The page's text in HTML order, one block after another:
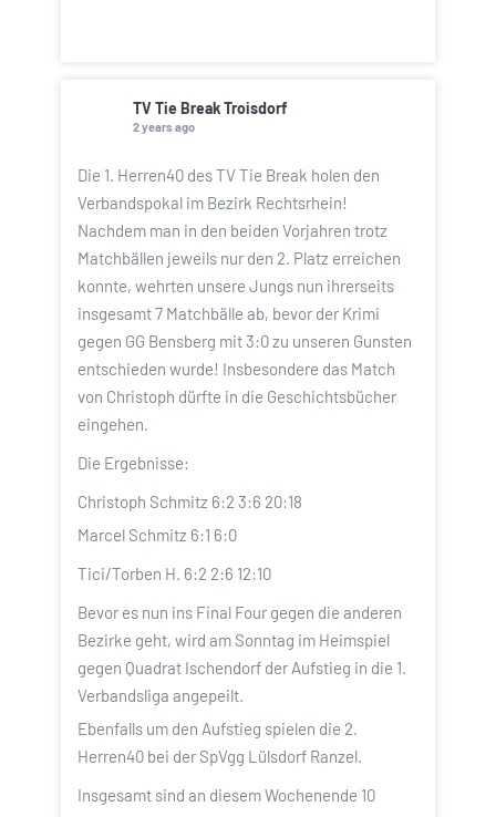
TV Tie Break Troisdorf
2 years ago
Die 1. Herren40 des TV Tie Break holen den
Verbandspokal im Bezirk Rechtsrhein!
Nachdem man in den beiden Vorjahren trotz
Matchbällen jeweils nur den 2. Platz erreichen
konnte, wehrten unsere Jungs nun ihrerseits
insgesamt 7 Matchbälle ab, bevor der Krimi
gegen GG Bensberg mit 3:0 zu unseren Gunsten
entschieden wurde! Insbesondere das Match
von Christoph dürfte in die Geschichtsbücher
eingehen.
Die Ergebnisse:
Christoph Schmitz 6:2 3:6 20:18
Marcel Schmitz 6:1 6:0
Tici/Torben H. 6:2 2:6 12:10
Bevor es nun ins Final Four gegen die anderen
Bezirke geht, wird am Sonntag im Heimspiel
gegen Quadrat Ischendorf der Aufstieg in die 1.
Verbandsliga angepeilt.
Ebenfalls um den Aufstieg spielen die 2.
Herren40 bei der SpVgg Lülsdorf Ranzel.
Insgesamt sind an diesem Wochenende 10